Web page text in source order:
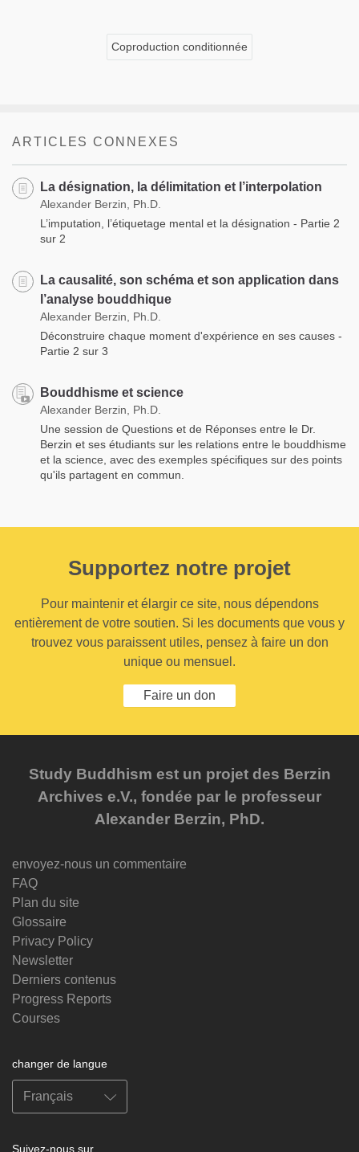
Coproduction conditionnée
ARTICLES CONNEXES
La désignation, la délimitation et l’interpolation
Alexander Berzin, Ph.D.
L’imputation, l’étiquetage mental et la désignation - Partie 2
sur 2
La causalité, son schéma et son application dans
l’analyse bouddhique
Alexander Berzin, Ph.D.
Déconstruire chaque moment d'expérience en ses causes -
Partie 2 sur 3
Bouddhisme et science
Alexander Berzin, Ph.D.
Une session de Questions et de Réponses entre le Dr.
Berzin et ses étudiants sur les relations entre le bouddhisme
et la science, avec des exemples spécifiques sur des points
qu'ils partagent en commun.
Supportez notre projet
Pour maintenir et élargir ce site, nous dépendons
entièrement de votre soutien. Si les documents que vous y
trouvez vous paraissent utiles, pensez à faire un don
unique ou mensuel.
Faire un don
Study Buddhism est un projet des Berzin
Archives e.V., fondée par le professeur
Alexander Berzin, PhD.
envoyez-nous un commentaire
FAQ
Plan du site
Glossaire
Privacy Policy
Newsletter
Derniers contenus
Progress Reports
Courses
changer de langue
Suivez-nous sur